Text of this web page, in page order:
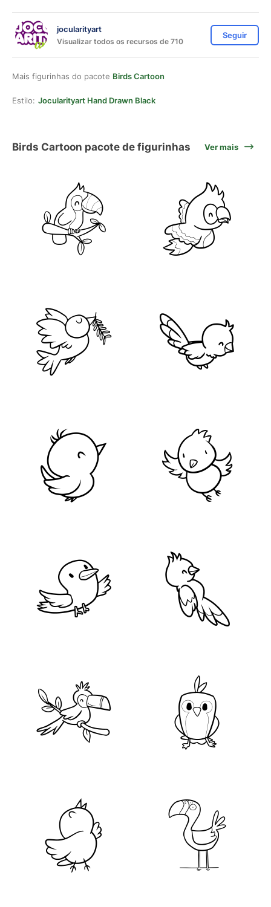
jocularityart
Visualizar todos os recursos de 710
Seguir
Mais figurinhas do pacote Birds Cartoon
Estilo: Jocularityart Hand Drawn Black
Birds Cartoon pacote de figurinhas Ver mais